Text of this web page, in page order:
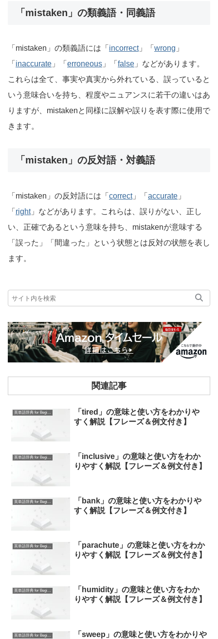
「mistaken」の類義語・同義語
「mistaken」の類義語には「 incorrect」「 wrong 」
「 inaccurate 」「 erroneous 」「 false 」などがあります。
これらは全て、事実や真実から外れている、誤っていると
いう意味合いを持ち、程度やニュアンスに若干の違いはあ
りますが、mistakenと同様に誤解や誤りを表す際に使用で
きます。
「mistaken」の反対語・対義語
「mistaken」の反対語には「 correct」「 accurate 」
「 right」などがあります。これらは、誤りがない、正し
い、正確であるという意味を持ち、mistakenが意味する
「誤った」「間違った」という状態とは反対の状態を表し
ます。
関連記事
英単語辞典 for Beginners
「tired」の意味と使い方をわかりや
すく解説【フレーズ＆例文付き】
英単語辞典 for Beginners
「inclusive」の意味と使い方をわか
りやすく解説【フレーズ＆例文付き】
英単語辞典 for Beginners
「bank」の意味と使い方をわかりや
すく解説【フレーズ＆例文付き】
英単語辞典 for Beginners
「parachute」の意味と使い方をわか
りやすく解説【フレーズ＆例文付き】
英単語辞典 for Beginners
「humidity」の意味と使い方をわか
りやすく解説【フレーズ＆例文付き】
英単語辞典 for Beginners
「sweep」の意味と使い方をわかりや